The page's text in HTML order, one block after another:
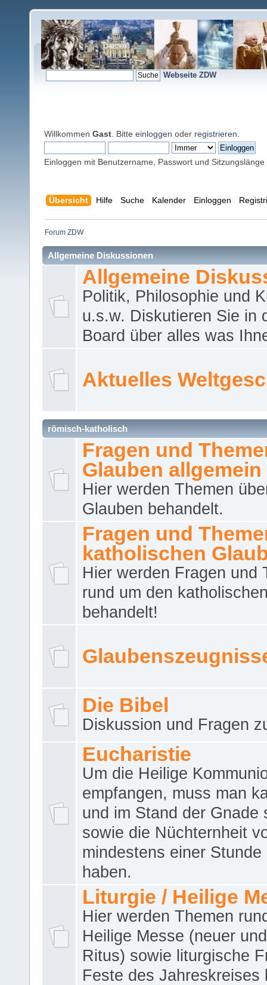
Webseite ZDW
Willkommen Gast . Bitte einloggen oder registrieren
Einloggen mit Benutzername, Passwort und Sitzungslänge
Übersicht Hilfe Suche Kalender Einloggen
Forum ZDW
Allgemeine Diskussionen
Allgemeine
Politik, Philosophie und
u.s.w. Diskutieren Sie in
Board über alles was
Aktuelles
römisch-katholisch
Fragen und
Glauben allgemein
Hier werden Themen
Glauben behandelt.
Fragen und
katholischen
Hier werden Fragen und
rund um den
behandelt!
Die Bibel
Diskussion und Fragen
Eucharistie
Um die Heilige
empfangen, muss man
und im Stand der Gnade
sowie die Nüchternheit
mindestens einer Stunde
haben.
Liturgie / Heilige
Hier werden Themen
Heilige Messe (neuer
Ritus) sowie liturgische
Feste des Jahreskreises